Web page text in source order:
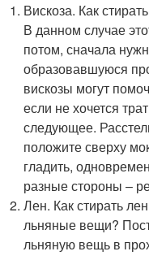
Вискоза. Как
В данном случае
потом, сначала
образовавшуюся
вискозы могут
если не хочется
следующее.
положите сверху
гладить,
разные стороны –
Лен. Как стирать
льняные вещи?
льняную вещь в